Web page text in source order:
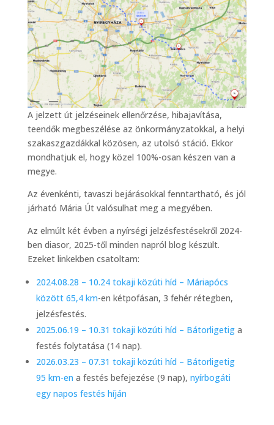
A jelzett út jelzéseinek ellenőrzése, hibajavítása,
teendők megbeszélése az önkormányzatokkal, a helyi
szakaszgazdákkal közösen, az utolsó stáció. Ekkor
mondhatjuk el, hogy közel 100%-osan készen van a
megye.
Az évenkénti, tavaszi bejárásokkal fenntartható, és jól
járható Mária Út valósulhat meg a megyében.
Az elmúlt két évben a nyírségi jelzésfestésekről 2024-
ben diasor, 2025-től minden napról blog készült.
Ezeket linkekben csatoltam:
2024.08.28 – 10.24 tokaji közúti híd – Máriapócs
között 65,4 km-en kétpofásan, 3 fehér rétegben,
jelzésfestés.
2025.06.19 – 10.31 tokaji közúti híd – Bátorligetiga
festés folytatása (14 nap).
2026.03.23 – 07.31 tokaji közúti híd – Bátorligetig
95 km-en a festés befejezése (9 nap), nyírbogáti
egy napos festés híján